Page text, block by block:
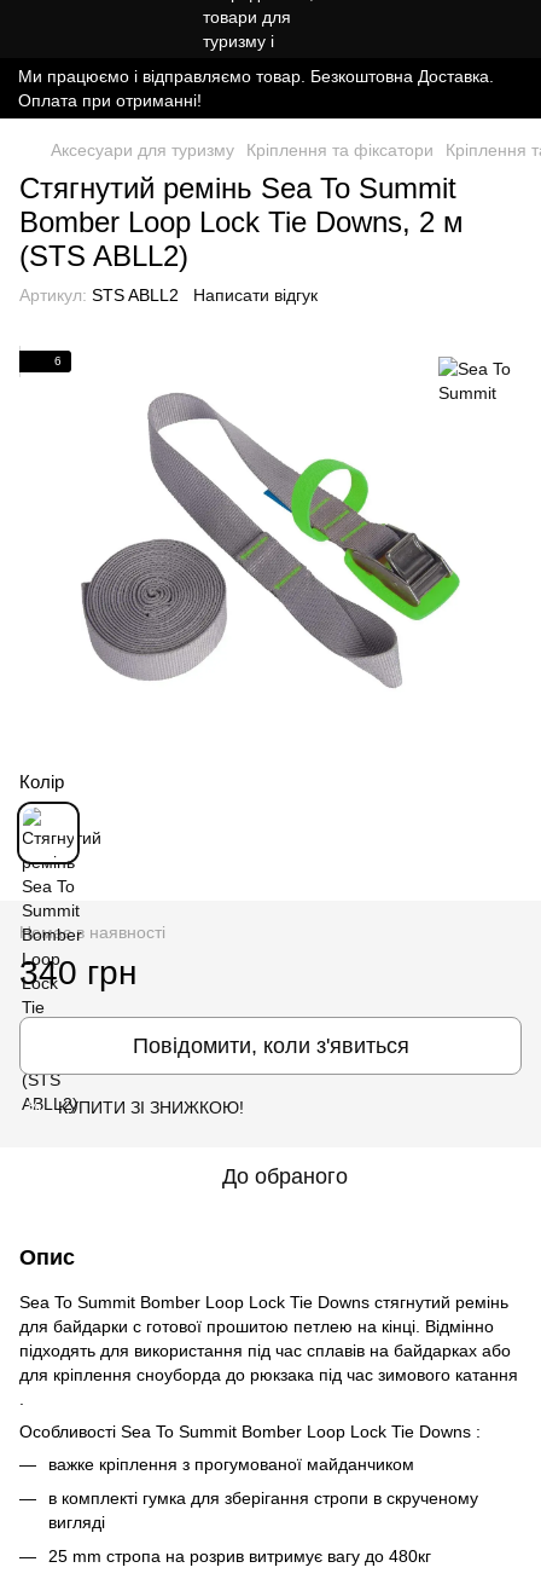
Ми працюємо і відправляємо товар. Безкоштовна Доставка.
Оплата при отриманні!
Аксесуари для туризму Кріплення та фіксатори Кріплення
Стягнутий ремінь Sea To Summit
Bomber Loop Lock Tie Downs, 2 м
(STS ABLL2)
Артикул: STS ABLL2 Написати відгук
6
Колір
Немає в наявності
340 грн
Повідомити, коли з'явиться
% КУПИТИ ЗІ ЗНИЖКОЮ!
До обраного
Опис
Sea To Summit Bomber Loop Lock Tie Downs стягнутий ремінь
для байдарки c готової прошитою петлею на кінці. Відмінно
підходять для використання під час сплавів на байдарках або
для кріплення сноуборда до рюкзака під час зимового катання
Особливості Sea To Summit Bomber Loop Lock Tie Downs :
важке кріплення з прогумованої майданчиком
в комплекті гумка для зберігання стропи в скрученому
вигляді
25 mm стропа на розрив витримує вагу до 480кг